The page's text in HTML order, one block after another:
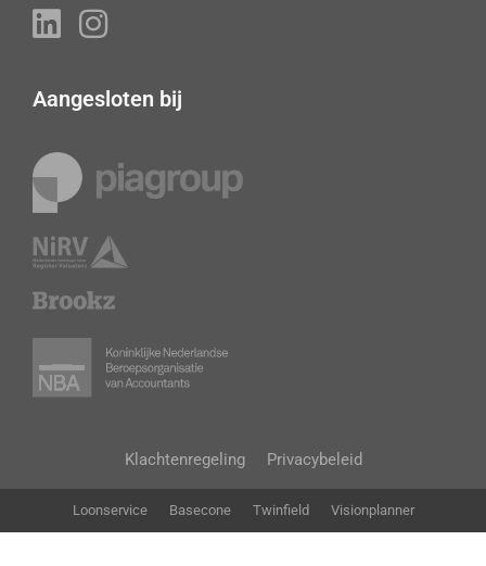
Aangesloten bij
Klachtenregeling Privacybeleid
Loonservice Basecone Twinfield Visionplanner